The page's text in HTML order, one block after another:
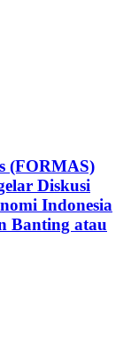
(FORMAS)
Diskusi
Indonesia
Banting atau